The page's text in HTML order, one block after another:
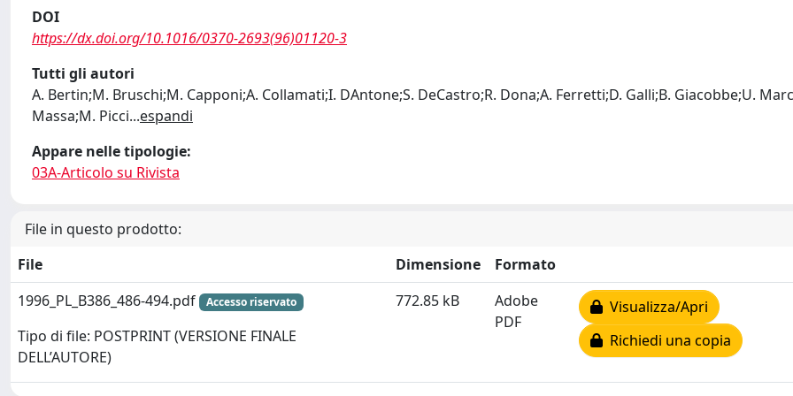
DOI
https://dx.doi.org/10.1016/0370-2693(96)01120-3
Tutti gli autori
A. Bertin;M. Bruschi;M. Capponi;A. Collamati;I. DAntone;S. DeCastro;R. Dona;A. Ferretti;D. Galli;B. Giacobbe;U.
Massa;M. Picci...espandi
Appare nelle tipologie:
03A-Articolo su Rivista
File in questo prodotto:
File
Dimensione
Formato
1996_PL_B386_486-494.pdf
Accesso riservato
Tipo di file: POSTPRINT (VERSIONE FINALE
DELL’AUTORE)
772.85 kB
Adobe
PDF
Visualizza/Apri
Richiedi una copia